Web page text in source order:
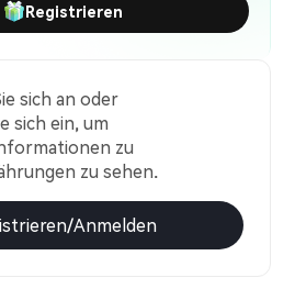
Registrieren
sich an oder
sich ein, um
zu
zu sehen.
Anmelden